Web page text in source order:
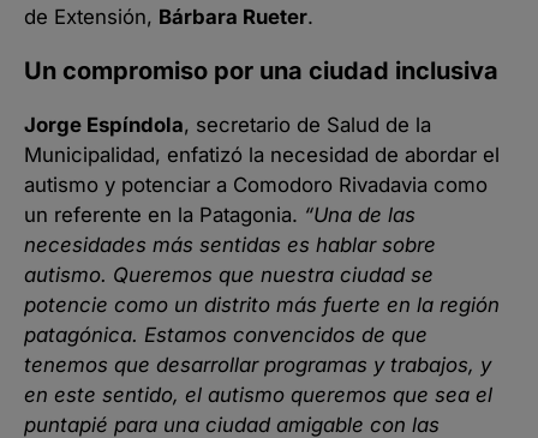
de Extensión, Bárbara Rueter.
Un compromiso por una ciudad inclusiva
Jorge Espíndola, secretario de Salud de la
Municipalidad, enfatizó la necesidad de abordar el
autismo y potenciar a Comodoro Rivadavia como
un referente en la Patagonia. “Una de las
necesidades más sentidas es hablar sobre
autismo. Queremos que nuestra ciudad se
potencie como un distrito más fuerte en la región
patagónica. Estamos convencidos de que
tenemos que desarrollar programas y trabajos, y
en este sentido, el autismo queremos que sea el
puntapié para una ciudad amigable con las